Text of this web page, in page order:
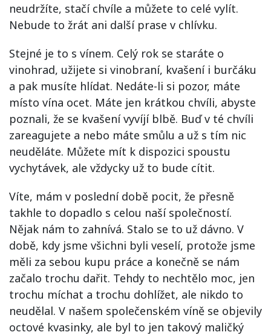
neudržíte, stačí chvíle a můžete to celé vylít.
Nebude to žrát ani další prase v chlívku.
Stejné je to s vínem. Celý rok se staráte o
vinohrad, užijete si vinobraní, kvašení i burčáku
a pak musíte hlídat. Nedáte-li si pozor, máte
místo vína ocet. Máte jen krátkou chvíli, abyste
poznali, že se kvašení vyvíjí blbě. Buď v té chvíli
zareagujete a nebo máte smůlu a už s tím nic
neuděláte. Můžete mít k dispozici spoustu
vychytávek, ale vždycky už to bude cítit.
Víte, mám v poslední době pocit, že přesně
takhle to dopadlo s celou naší společností.
Nějak nám to zahnívá. Stalo se to už dávno. V
době, kdy jsme všichni byli veselí, protože jsme
měli za sebou kupu práce a konečně se nám
začalo trochu dařit. Tehdy to nechtělo moc, jen
trochu míchat a trochu dohlížet, ale nikdo to
neudělal. V našem společenském víně se objevily
octové kvasinky, ale byl to jen takový maličký